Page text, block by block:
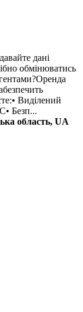
дані
обмінюватись
Виділений
Безп...
область, UA